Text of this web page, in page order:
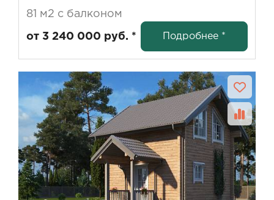
81 м2 с балконом
от 3 240 000 руб. * Подробнее *